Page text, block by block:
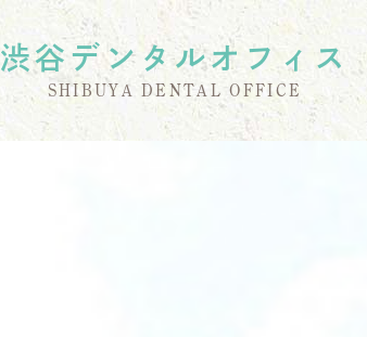
渋谷デンタルオフィス
SHIBUYA DENTAL OFFICE